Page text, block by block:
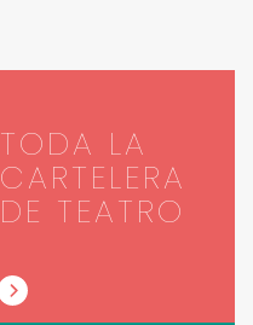
TODA LA
CARTELERA
DE TEATRO